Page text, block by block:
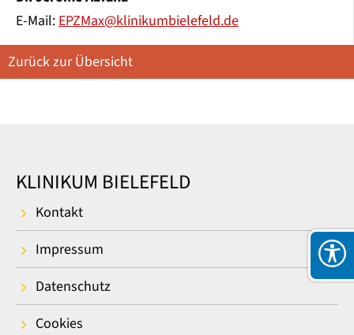
E-Mail:EPZMax@klinikumbielefeld.de
Zurück zur Übersicht
KLINIKUM BIELEFELD
Kontakt
Impressum
Datenschutz
Cookies